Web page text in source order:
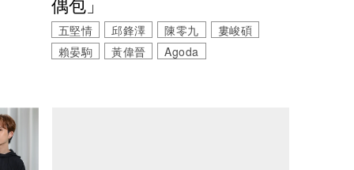
五堅情 邱鋒澤 陳零九
婁峻碩
賴晏駒
黃偉晉 Agoda